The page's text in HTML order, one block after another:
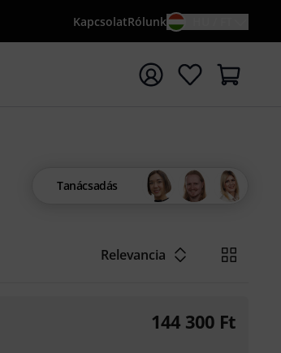
KapcsolatRólunk
keresőszóval
Tanácsadás
Relevancia
144 300 Ft